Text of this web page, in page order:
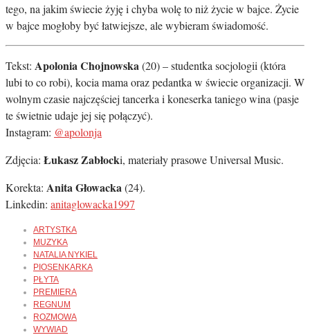
tego, na jakim świecie żyję i chyba wolę to niż życie w bajce. Życie
w bajce mogłoby być łatwiejsze, ale wybieram świadomość.
Tekst: Apolonia Chojnowska(20) – studentka socjologii (która
lubi to co robi), kocia mama oraz pedantka w świecie organizacji. W
wolnym czasie najczęściej tancerka i koneserka taniego wina (pasje
te świetnie udaje jej się połączyć).
Instagram: @apolonja
Zdjęcia: Łukasz Zabłocki, materiały prasowe Universal Music.
Korekta: Anita Głowacka(24).
Linkedin: anitaglowacka1997
ARTYSTKA
MUZYKA
NATALIA NYKIEL
PIOSENKARKA
PŁYTA
PREMIERA
REGNUM
ROZMOWA
WYWIAD